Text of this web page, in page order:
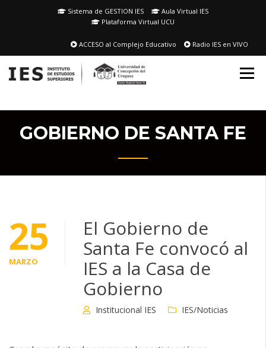
Sistema de GESTION IES
Aula Virtual IES
Plataforma Virtual UCU
ACCESO al Complejo Educativo Radio IES en VIVO
GOBIERNO DE SANTA FE
25
MARZO
El Gobierno de
Santa Fe convocó al
IES a la Casa de
Gobierno
Institucional IES IES/Noticias